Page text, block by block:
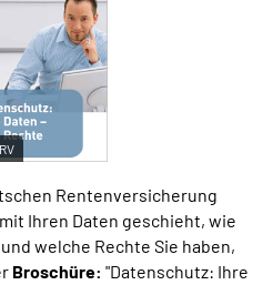
(DGS)
Rentenversicherung
Ihren Daten geschieht, wie
welche Rechte Sie haben,
Broschüre: "Datenschutz: Ihre